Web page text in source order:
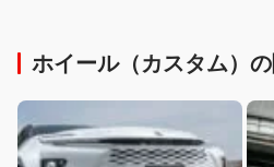
ホイール（カスタム）